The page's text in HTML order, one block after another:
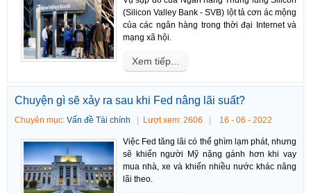
(Silicon Valley Bank - SVB) lột tả cơn ác mộng
của các ngân hàng trong thời đại Internet và
mạng xã hội.
Xem tiếp...
Chuyện gì sẽ xảy ra sau khi Fed nâng lãi suất?
Chuyên mục: Vấn đề Tài chính Lượt xem: 2606 16 - 06 - 2022
Việc Fed tăng lãi có thể ghìm lạm phát, nhưng
sẽ khiến người Mỹ nặng gánh hơn khi vay
mua nhà, xe và khiến nhiều nước khác nâng
lãi theo.